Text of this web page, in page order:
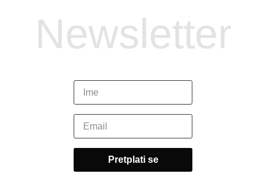
Newsletter